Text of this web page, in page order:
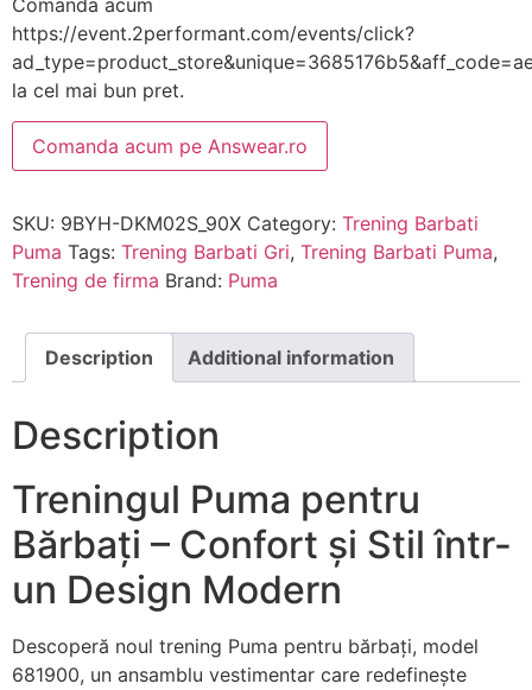
https://event.2performant.com/events/click?
la cel mai bun pret.
Comanda acum pe Answear.ro
SKU: 9BYH-DKM02S_90X Category: Trening Barbati
Puma Tags: Trening Barbati Gri, Trening Barbati Puma,
Trening de firma Brand: Puma
Description Additional information
Description
Treningul Puma pentru
Bărbați – Confort și Stil într-
un Design Modern
Descoperă noul trening Puma pentru bărbați, model
681900, un ansamblu vestimentar care redefinește